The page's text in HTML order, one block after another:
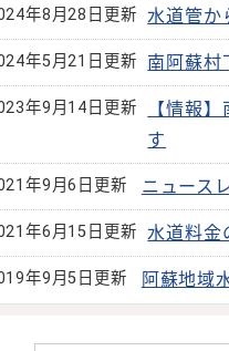
年8月28日更新 水道管か
年5月21日更新 南阿蘇村
年9月14日更新
【情報
す
年9月6日更新 ニュース
年6月15日更新 水道料金
年9月5日更新 阿蘇地域